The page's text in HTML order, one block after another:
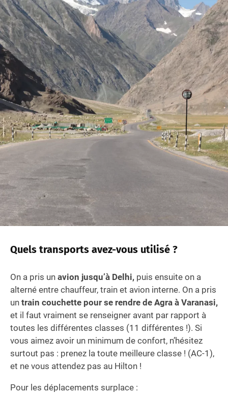
Quels transports avez-vous utilisé ?
On a pris un avion jusqu’à Delhi, puis ensuite on a
alterné entre chauffeur, train et avion interne. On a pris
un train couchette pour se rendre de Agra à Varanasi,
et il faut vraiment se renseigner avant par rapport à
toutes les différentes classes (11 différentes !). Si
vous aimez avoir un minimum de confort, n’hésitez
surtout pas : prenez la toute meilleure classe ! (AC-1),
et ne vous attendez pas au Hilton !
Pour les déplacements surplace :